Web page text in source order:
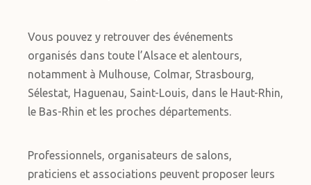
Vous pouvez y retrouver des événements
organisés dans toute l’Alsace et alentours,
notamment à Mulhouse, Colmar, Strasbourg,
Sélestat, Haguenau, Saint-Louis, dans le Haut-Rhin,
le Bas-Rhin et les proches départements.
Professionnels, organisateurs de salons,
praticiens et associations peuvent proposer leurs